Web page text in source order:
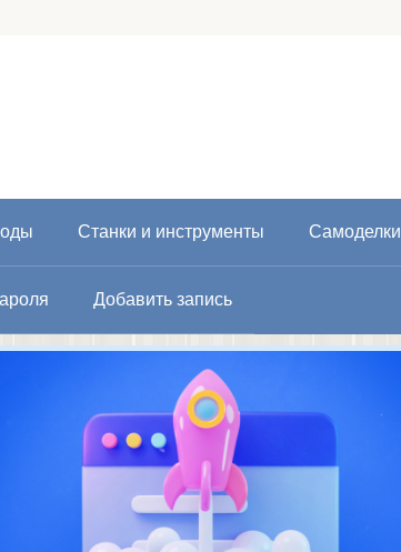
Станки и инструменты Самоделки
Добавить запись